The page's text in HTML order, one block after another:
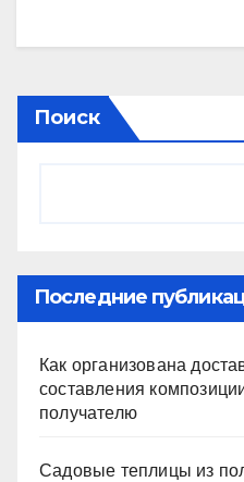
Поиск
Последние
Как организована
составления
получателю
Садовые теплицы из